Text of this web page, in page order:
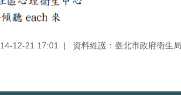
12-21 17:01 資料維護：臺北市政府衛生局